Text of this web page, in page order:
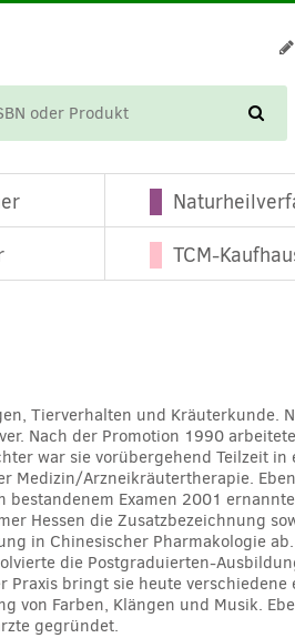
TCM-
Tierverhalten und Kräuterkunde.
Nach der Promotion 1990
war sie vorübergehend Teilzeit
Medizin/Arzneikräutertherapie.
Examen 2001
Hessen die Zusatzbezeichnung
in Chinesischer Pharmakologie
die Postgraduierten-
bringt sie heute verschiedene
von Farben, Klängen und Musik.
gegründet.